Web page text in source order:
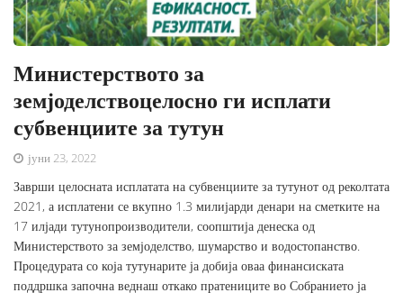
Министерството за
земјоделствоцелосно ги исплати
субвенциите за тутун
јуни 23, 2022
Заврши целосната исплатата на субвенциите за тутунот од реколтата
2021, а исплатени се вкупно 1.3 милијарди денари на сметките на
17 илјади тутунопроизводители, соопштија денеска од
Министерството за земјоделство, шумарство и водостопанство.
Процедурата со која тутунарите ја добија оваа финансиската
поддршка започна веднаш откако пратениците во Собранието ја